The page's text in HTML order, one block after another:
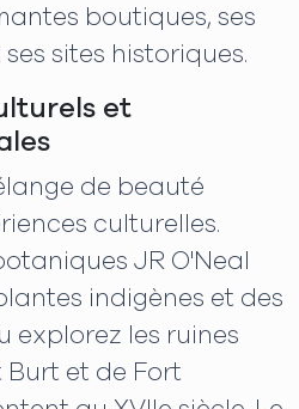
boutiques, ses
sites historiques.
et
de beauté
culturelles.
JR O'Neal
indigènes et des
explorez les ruines
Burt et de Fort